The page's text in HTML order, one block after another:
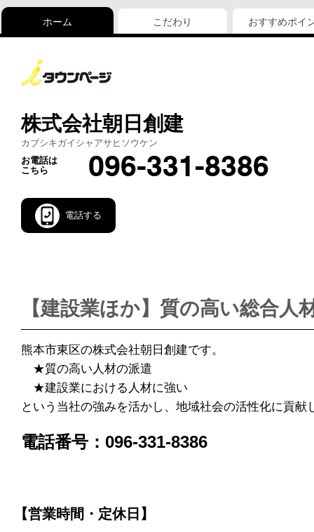
ホーム こだわり おすすめポイ
株式会社朝日創建
カブシキガイシャアサヒソウケン
お電話は
こちら
096-331-8386
電話する
【建設業ほか】質の高い総合人
熊本市東区の株式会社朝日創建です。
★質の高い人材の派遣
★建設業における人材に強い
という当社の強みを活かし、地域社会の活性化に貢献
電話番号：096-331-8386
【営業時間・定休日】